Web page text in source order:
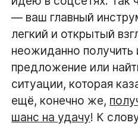
— ваш главный
легкий и открытый
неожиданно получить
предложение или
ситуации, которая
ещё, конечно же,
шанс на удачу! К